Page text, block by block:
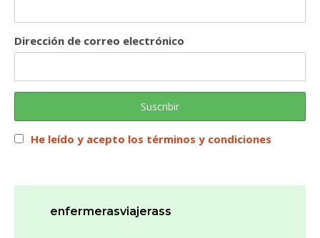
Dirección de correo electrónico
He leído y acepto los términos y condiciones
enfermerasviajerass